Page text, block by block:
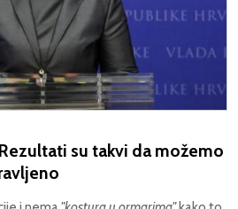
su takvi da možemo